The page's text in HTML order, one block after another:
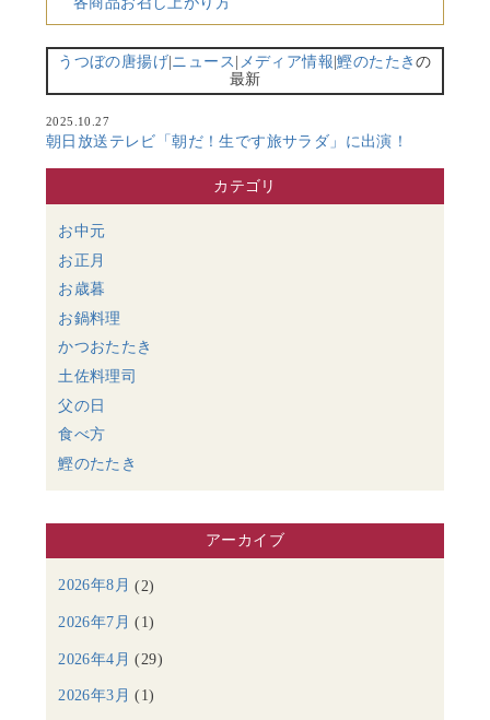
うつぼの唐揚げ ニュース メディア情報 |鰹のたたきの
最新
2025.10.27
朝日放送テレビ「朝だ！生です旅サラダ」に出演！
カテゴリ
お中元
お正月
お歳暮
お鍋料理
かつおたたき
土佐料理司
父の日
食べ方
鰹のたたき
アーカイブ
2026年8月 (2)
2026年7月 (1)
2026年4月 (29)
2026年3月 (1)